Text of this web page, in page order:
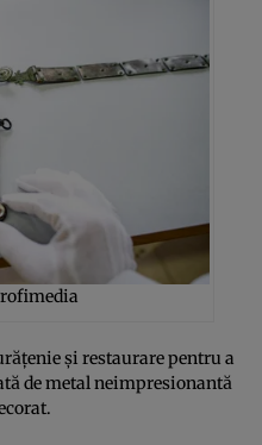
și restaurare pentru a
de metal neimpresionantă